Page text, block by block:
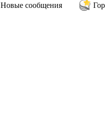
Новые сообщения